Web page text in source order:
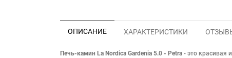
ОПИСАНИЕ ХАРАКТЕРИСТИКИ
Печь-камин La Nordica Gardenia 5.0 - Petra - это красивая